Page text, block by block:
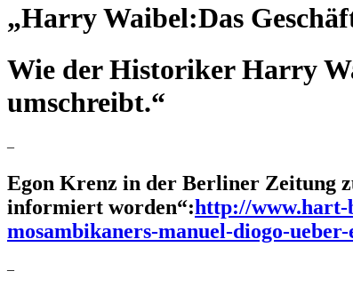
„Harry Waibel:Das
Wie der Historiker Harry
umschreibt.“
–
Egon Krenz in der Berliner Zeitung
informiert worden“:http://www.hart-
mosambikaners-manuel-diogo-
–